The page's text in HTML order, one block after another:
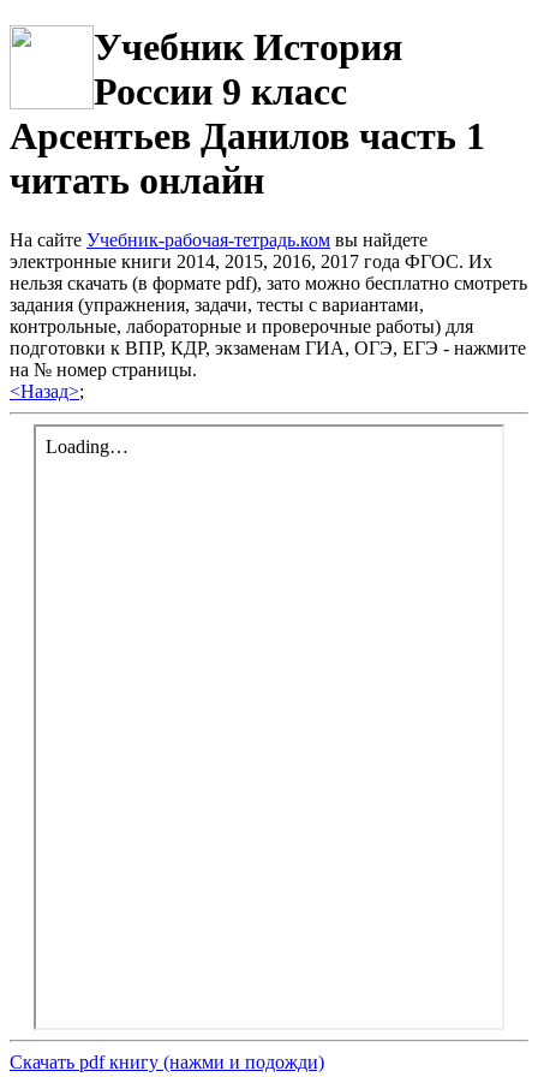
Учебник История
России 9 класс
Арсентьев Данилов часть 1
читать онлайн
На сайте Учебник-рабочая-тетрадь.ком вы найдете
электронные книги 2014, 2015, 2016, 2017 года ФГОС. Их
нельзя скачать (в формате pdf), зато можно бесплатно смотреть
задания (упражнения, задачи, тесты с вариантами,
контрольные, лабораторные и проверочные работы) для
подготовки к ВПР, КДР, экзаменам ГИА, ОГЭ, ЕГЭ - нажмите
на № номер страницы.
<Назад>;
Скачать pdf книгу (нажми и подожди)